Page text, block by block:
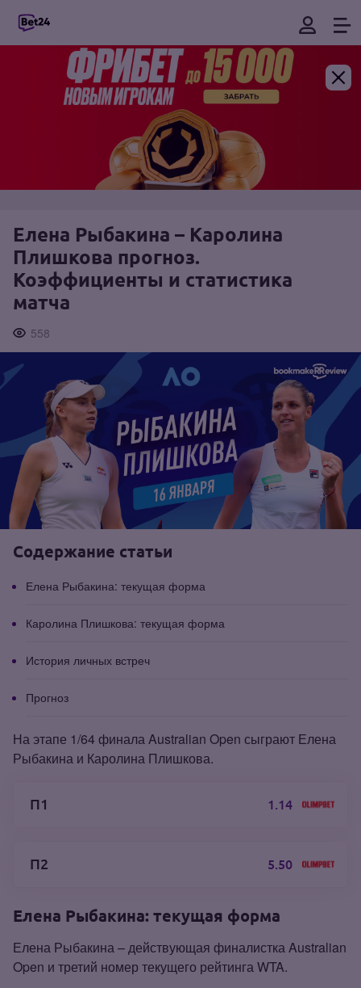
Елена Рыбакина – Каролина
Плишкова прогноз.
Коэффициенты и статистика
матча
558
Содержание статьи
Елена Рыбакина: текущая форма
Каролина Плишкова: текущая форма
История личных встреч
Прогноз
На этапе 1/64 финала Australian Open сыграют Елена
Рыбакина и Каролина Плишкова.
П1 1.14
П2 5.50
Елена Рыбакина: текущая форма
Елена Рыбакина – действующая финалистка Australian
Open и третий номер текущего рейтинга WTA.